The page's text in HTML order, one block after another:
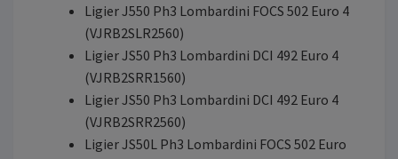
Ligier J550 Ph3 Lombardini FOCS 502 Euro 4
(VJRB2SLR2560)
Ligier JS50 Ph3 Lombardini DCI 492 Euro 4
(VJRB2SRR1560)
Ligier JS50 Ph3 Lombardini DCI 492 Euro 4
(VJRB2SRR2560)
Ligier JS50L Ph3 Lombardini FOCS 502 Euro